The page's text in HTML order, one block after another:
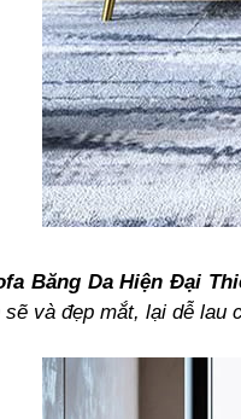
Hiện Đại Thiết Kế
và đẹp mắt, lại dễ lau